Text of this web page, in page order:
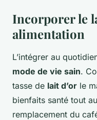
Incorporer le
alimentation
L’intégrer au
mode de vie sain.
tasse de lait d’or le
bienfaits santé tout
remplacement du